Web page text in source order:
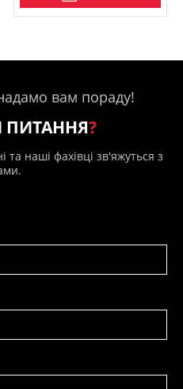
вам пораду!
?
та наші фахівці зв'яжуться з